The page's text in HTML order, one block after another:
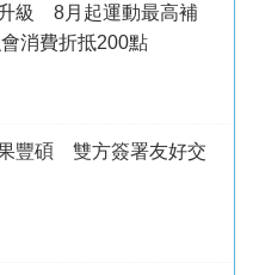
級 8月起運動最高補
消費折抵200點
豐碩 雙方簽署友好交